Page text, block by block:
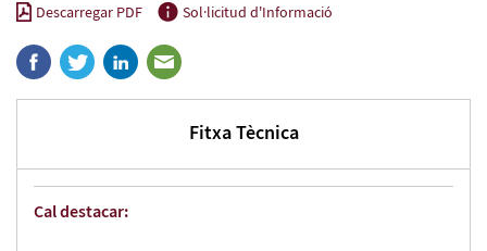
Descarregar PDF Sol·licitud d'Informació
Fitxa Tècnica
Cal destacar: